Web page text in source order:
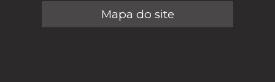
Mapa do site